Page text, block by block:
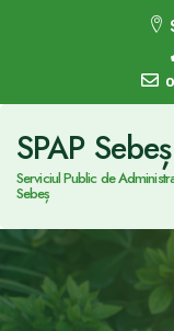
SPAP Sebeș
Serviciul Public de
Sebeș